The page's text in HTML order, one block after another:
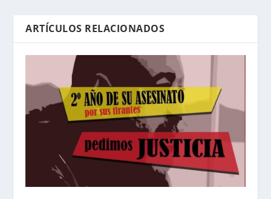
ARTÍCULOS RELACIONADOS